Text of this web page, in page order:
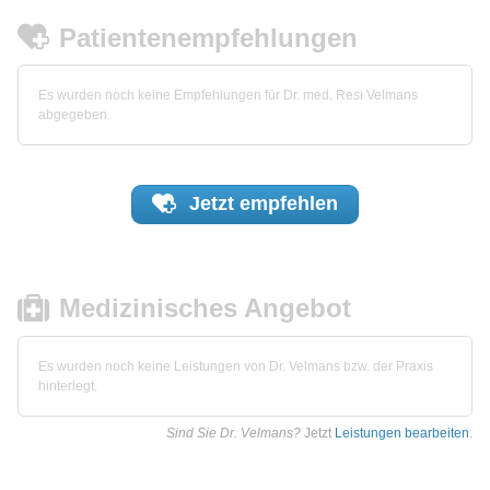
Patientenempfehlungen
Es wurden noch keine Empfehlungen für Dr. med. Resi Velmans
abgegeben.
Jetzt empfehlen
Medizinisches Angebot
Es wurden noch keine Leistungen von Dr. Velmans bzw. der Praxis
hinterlegt.
Sind Sie Dr. Velmans? Jetzt Leistungen bearbeiten.